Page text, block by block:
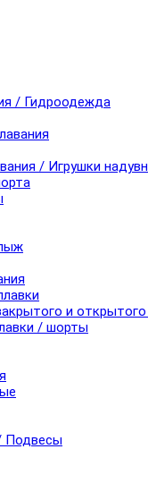
/ Гидроодежда
/ Игрушки
и
/ шорты
Подвесы